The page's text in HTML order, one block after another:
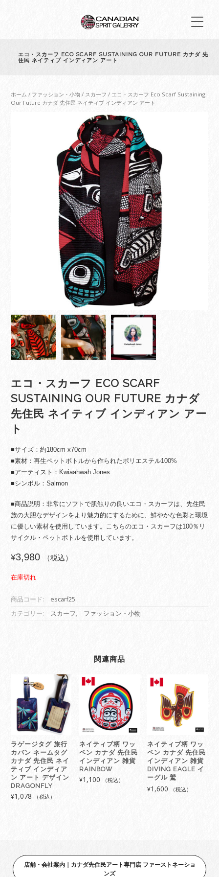
エコ・スカーフ ECO SCARF SUSTAINING OUR FUTURE カナダ 先
住民 ネイティブ インディアン アート
ホーム / ファッション・小物 / スカーフ / エコ・スカーフ Eco Scarf Sustaining
Our Future カナダ 先住民 ネイティブ インディアン アート
エコ・スカーフ ECO SCARF
SUSTAINING OUR FUTURE カナダ
先住民 ネイティブ インディアン アー
ト
■サイズ：約180cm x70cm
■素材：再生ペットボトルから作られたポリエステル100%
■アーティスト：Kwiaahwah Jones
■シンボル：Salmon
■商品説明：非常にソフトで肌触りの良いエコ・スカーフは、先住民
族の大胆なデザインをより魅力的にするために、鮮やかな色彩と環境
に優しい素材を使用しています。こちらのエコ・スカーフは100％リ
サイクル・ペットボトルを使用しています。
¥3,980 （税込）
在庫切れ
商品コード:
escarf25
カテゴリー:
スカーフ, ファッション・小物
関連商品
ラゲージタグ 旅行
カバン ネームタグ
カナダ 先住民 ネイ
ティブ インディア
ン アート デザイン
DRAGONFLY
¥1,078 （税込）
ネイティブ柄 ワッ
ペン カナダ 先住民
インディアン 雑貨
RAINBOW
¥1,100 （税込）
ネイティブ柄 ワッ
ペン カナダ 先住民
インディアン 雑貨
DIVING EAGLE イ
ーグル 鷲
¥1,600 （税込）
店舗・会社案内｜カナダ先住民アート専門店 ファーストネーショ
ンズ